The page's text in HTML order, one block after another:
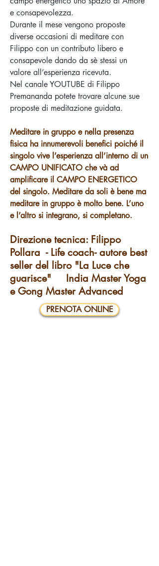
e consapevolezza.
Durante il mese vengono proposte
diverse occasioni di meditare con
Filippo con un contributo libero e
consapevole dando da sè stessi un
valore all’esperienza ricevuta.
Nel canale YOUTUBE di Filippo
Premananda potete trovare alcune sue
proposte di meditazione guidata.
Meditare in gruppo e nella presenza
fisica ha innumerevoli benefici poiché il
singolo vive l’esperienza all’interno di un
CAMPO UNIFICATO che và ad
amplificare il CAMPO ENERGETICO
del singolo. Meditare da soli è bene ma
meditare in gruppo è molto bene. L’uno
e l’altro si integrano, si completano.
Direzione tecnica: Filippo
Pollara - Life coach- autore best
seller del libro "La Luce che
guarisce" India Master Yoga
e Gong Master Advanced
PRENOTA ONLINE